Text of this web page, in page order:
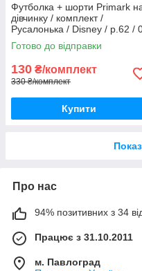
Футболка + шорти Primark
дівчинку / комплект /
Русалонька / Disney / р.62 /
3 місяці / більшомір
Готово до відправки
130 ₴/комплект
330 ₴/комплект
Купити
Про нас
94% позитивних з 34
Працює з 31.10.2011
м. Павлоград